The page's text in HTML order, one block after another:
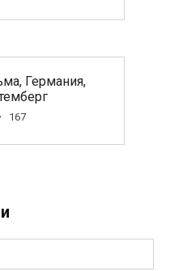
Германия,
167